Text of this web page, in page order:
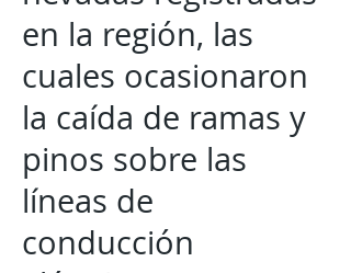
en la región, las
cuales ocasionaron
la caída de ramas y
pinos sobre las
líneas de
conducción